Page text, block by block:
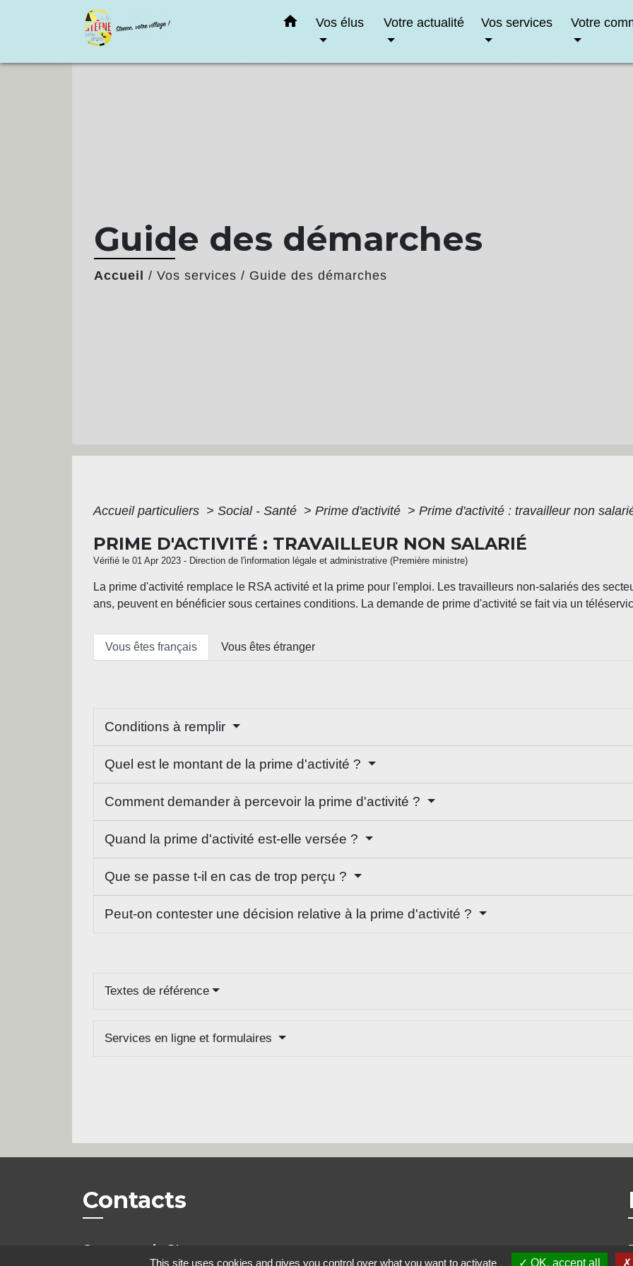
home Vos élus Votre actualité Vos services Votre
Guide des démarches
Accueil / Vos services / Guide des démarches
Accueil particuliers > Social - Santé > Prime d'activité > Prime d'activité : travailleur non
PRIME D'ACTIVITÉ : TRAVAILLEUR NON SALARIÉ
Vérifié le 01 Apr 2023 - Direction de l'information légale et administrative (Première ministre)
La prime d'activité remplace le RSA activité et la prime pour l'emploi. Les travailleurs non-salariés des
ans, peuvent en bénéficier sous certaines conditions. La demande de prime d'activité se fait via un
Vous êtes français Vous êtes étranger
Conditions à remplir
Quel est le montant de la prime d'activité ?
Comment demander à percevoir la prime d'activité ?
Quand la prime d'activité est-elle versée ?
Que se passe t-il en cas de trop perçu ?
Peut-on contester une décision relative à la prime d'activité ?
Textes de référence
Services en ligne et formulaires
Contacts
Commune de Steene
This site uses cookies and gives you control over what you want to activate OK, accept all